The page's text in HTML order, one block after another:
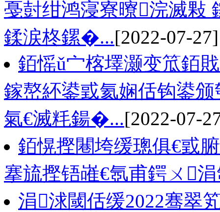
戞尌绀鸿寖寮曢浣滅敤
鍒涙柊鏍�...[2022-07-27]
銆愮ǔ宀楁墿灏变笟銆
鎵嶅紑鍙戜氦娴佸钩鍙
氣€滅粍鍚�...[2022-07-
銆愰摼闀垮缓璁俱€戜
搴旈摼铻嶉€氬甫鍔ㄨ
涓浗閾佸缓2022骞翠